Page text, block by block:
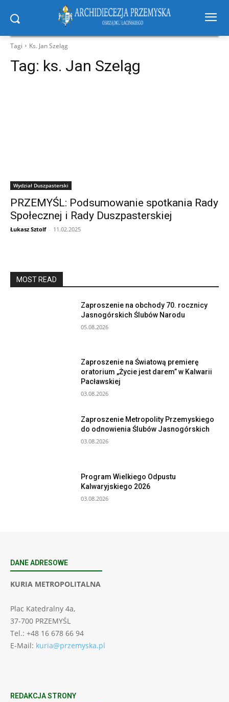
Tagi Ks. Jan Szeląg
Tag: ks. Jan Szeląg
Wydział Duszpasterski
PRZEMYŚL: Podsumowanie spotkania Rady
Społecznej i Rady Duszpasterskiej
Łukasz Sztolf - 11.02.2025
MOST READ
Zaproszenie na obchody 70. rocznicy
Jasnogórskich Ślubów Narodu
05.08.2026
Zaproszenie na Światową premierę
oratorium „Życie jest darem” w Kalwarii
Pacławskiej
03.08.2026
Zaproszenie Metropolity Przemyskiego
do odnowienia Ślubów Jasnogórskich
03.08.2026
Program Wielkiego Odpustu
Kalwaryjskiego 2026
03.08.2026
DANE ADRESOWE
KURIA METROPOLITALNA
Plac Katedralny 4a,
37-700 PRZEMYŚL
Tel.: +48 16 678 66 94
E-Mail: kuria@przemyska.pl
REDAKCJA STRONY